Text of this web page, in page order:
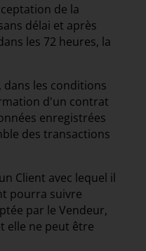
de la
délai et après
les 72 heures, la
dans les conditions
d'un contrat
enregistrées
des transactions
Client avec lequel il
pourra suivre
par le Vendeur,
elle ne peut être